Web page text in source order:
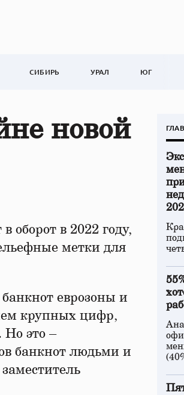
СИБИРЬ УРАЛ ЮГ
новой
оборот в 2022 году,
метки для
еврозоны и
крупных цифр,
это –
банкнот людьми и